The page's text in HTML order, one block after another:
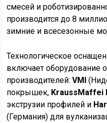
смесей и
производится до 8
зимние и всесезонные
Технологическое
включает оборудование
производителей:VMI
покрышек,
экструзии профилей и
(Германия) для